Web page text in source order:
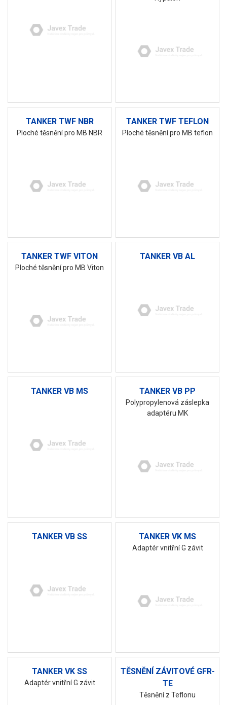
TANKER TWF NBR
Ploché těsnění pro MB NBR
TANKER TWF TEFLON
Ploché těsnění pro MB teflon
TANKER TWF VITON
Ploché těsnění pro MB Viton
TANKER VB AL
TANKER VB MS TANKER VB PP
Polypropylenová záslepka
adaptéru MK
TANKER VB SS TANKER VK MS
Adaptér vnitřní G závit
TANKER VK SS
Adaptér vnitřní G závit
TĚSNĚNÍ ZÁVITOVÉ GFR-
TE
Těsnění z Teflonu